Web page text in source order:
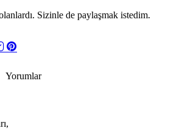
Sizinle de paylaşmak istedim.
Yorumlar